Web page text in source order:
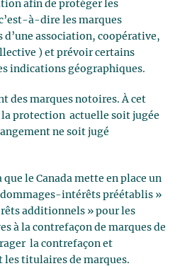
afin de protéger les
à-dire les marques
d’une association, coopérative,
) et prévoir certains
indications géographiques.
des marques notoires. À cet
protection actuelle soit jugée
ne soit jugé
que le Canada mette en place un
dommages-intérêts préétablis »
additionnels » pour les
à la contrefaçon de marques de
la contrefaçon et
les titulaires de marques.